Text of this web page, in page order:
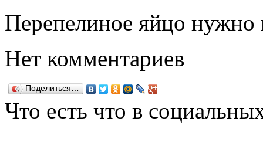
Перепелиное яйцо
Нет комментариев
Поделиться…
Что есть что в